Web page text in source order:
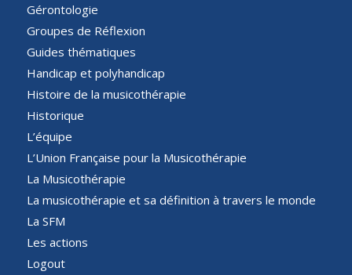
Gérontologie
Groupes de Réflexion
Guides thématiques
Handicap et polyhandicap
Histoire de la musicothérapie
Historique
L’équipe
L’Union Française pour la Musicothérapie
La Musicothérapie
La musicothérapie et sa définition à travers le monde
La SFM
Les actions
Logout